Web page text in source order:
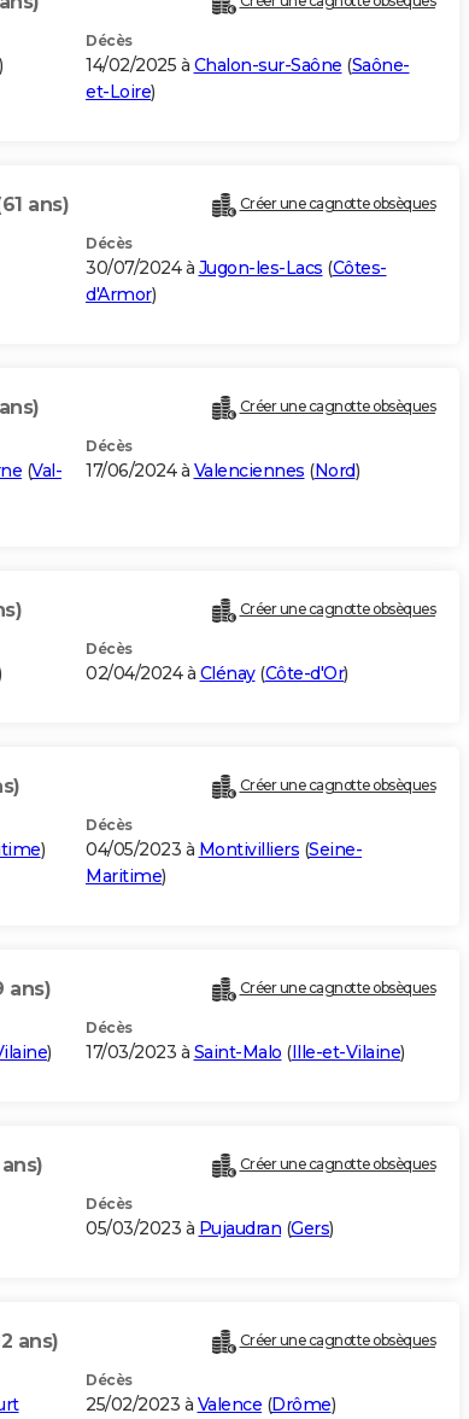
)
Décès
14/02/2025 à Chalon-sur-Saône (Saône-
et-Loire)
ans) Créer une cagnotte obsèques
Décès
30/07/2024 à Jugon-les-Lacs (Côtes-
d'Armor)
Créer une cagnotte obsèques
(Val-
Décès
17/06/2024 à Valenciennes (Nord)
Créer une cagnotte obsèques
Décès
02/04/2024 à Clénay(Côte-d'Or)
Créer une cagnotte obsèques
)
Décès
04/05/2023 à Montivilliers (Seine-
Maritime)
ans) Créer une cagnotte obsèques
)
Décès
17/03/2023 à Saint-Malo (Ille-et-Vilaine)
Créer une cagnotte obsèques
Décès
05/03/2023 à Pujaudran (Gers)
ans) Créer une cagnotte obsèques
Décès
25/02/2023 à Valence (Drôme)